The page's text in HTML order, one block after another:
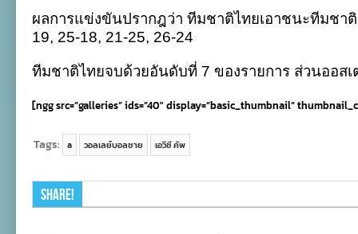
ผลการแข่งขันปรากฎว่า ทีมชาติไทยเอาชนะทีมชาติ
19, 25-18, 21-25, 26-24
ทีมชาติไทยจบด้วยอันดับที่ 7 ของรายการ ส่วนออส
[ngg src=”galleries” ids=”40″ display=”basic_thumbnail”
Tags: a วอลเลย์บอลชาย เอวีซี คัพ
Share!